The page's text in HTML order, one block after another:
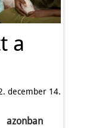
a
december 14.